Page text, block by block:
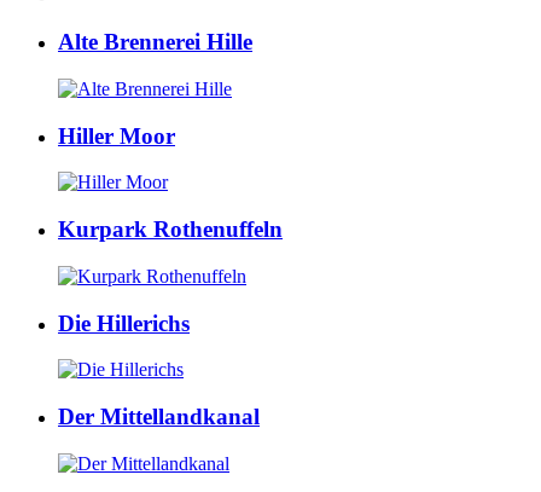
Alte Brennerei Hille
Hiller Moor
Kurpark Rothenuffeln
Die Hillerichs
Der Mittellandkanal